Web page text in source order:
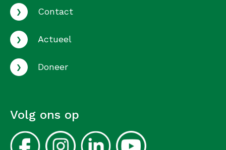
› Contact
› Actueel
› Doneer
Volg ons op